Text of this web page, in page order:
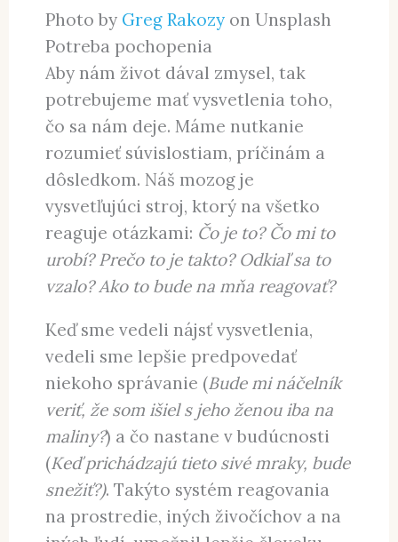
Photo byGreg Rakozyon Unsplash
Potreba pochopenia
Aby nám život dával zmysel, tak
potrebujeme mať vysvetlenia toho,
čo sa nám deje. Máme nutkanie
rozumieť súvislostiam, príčinám a
dôsledkom. Náš mozog je
vysvetľujúci stroj, ktorý na všetko
reaguje otázkami: Čo je to? Čo mi to
urobí? Prečo to je takto? Odkiaľ sa to
vzalo?
Ako to bude na mňa reagovať?
Keď sme vedeli nájsť vysvetlenia,
vedeli sme lepšie predpovedať
niekoho správanie (Bude mi náčelník
veriť, že som išiels jeho ženou iba na